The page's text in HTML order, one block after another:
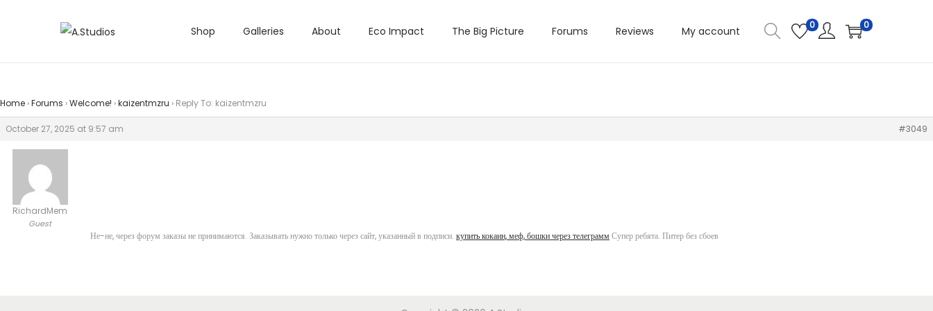
Shop Galleries About Eco Impact The Big Picture Forums Reviews My account 0 0
Home ›Forums ›Welcome! ›kaizentmzru › Reply To: kaizentmzru
October 27, 2025 at 9:57 am #3049
RichardMem
Guest
Не-не, через форум заказы не принимаются. Заказывать нужно только через сайт, указанный в подписи. купить кокаин, меф, бошки через телеграммСупер ребята. Питер без сбоев